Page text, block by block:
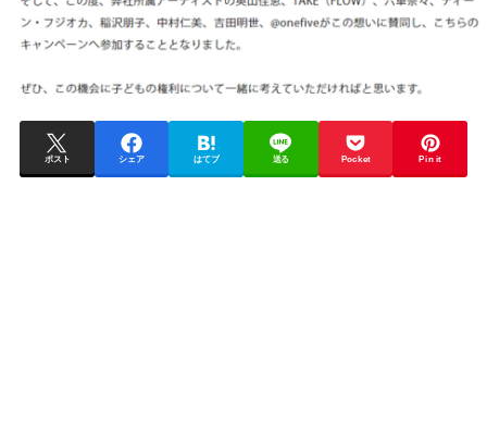
ポスト シェア はてブ 送る Pocket Pin it